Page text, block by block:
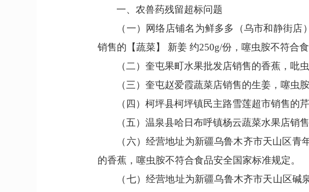
一、农兽药残留超标问题
（一）
网络店铺名为鲜多多（乌市和静街店
销售的【蔬菜】 新姜 约250g/份，噻虫胺不符合
（二）奎屯果町水果批发店销售的香蕉，吡
（三）奎屯赵爱霞蔬菜店销售的生姜，噻虫
（四）柯坪县柯坪镇民主路雪莲超市销售的
（五）温泉县哈日布呼镇杨云蔬菜水果店销
（六） 经营地址为新疆乌鲁木齐市天山区青
的香蕉， 噻虫胺不符合食品安全国家标准规定。
（七） 经营地址为新疆乌鲁木齐市天山区碱